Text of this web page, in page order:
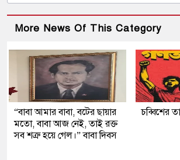
More News Of This Category
“বাবা আমার বাবা, বটের ছায়ার
মতো, বাবা আজ নেই, তাই রক্ত
সব শত্রু হয়ে গেল।” বাবা দিবস
চব্বিশের